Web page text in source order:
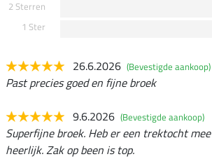
2 Sterren
1 Ster
26.6.2026 (Bevestigde aankoop)
Past precies goed en fijne broek
9.6.2026 (Bevestigde aankoop)
Superfijne broek. Heb er een trektocht
heerlijk. Zak op been is top.